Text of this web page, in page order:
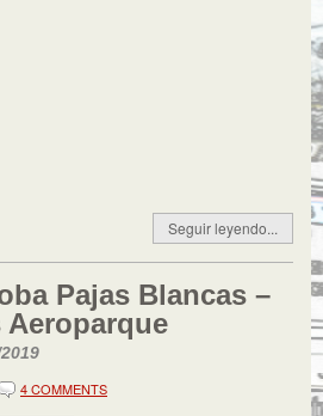
Seguir leyendo...
Pajas Blancas –
Aeroparque
4 COMMENTS